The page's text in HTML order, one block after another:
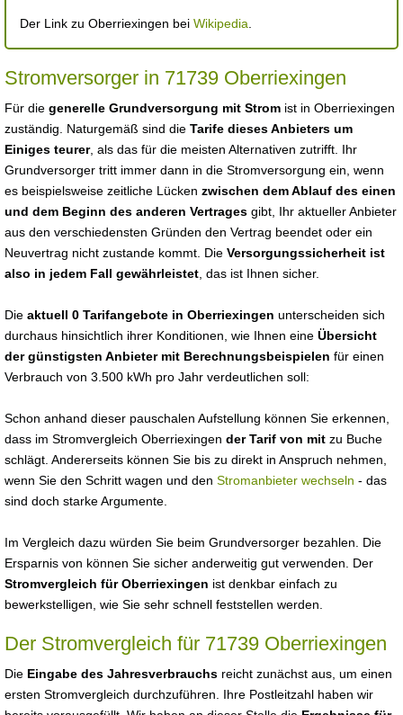
Der Link zu Oberriexingen bei Wikipedia
Stromversorger in 71739 Oberriexingen
Für die generelle Grundversorgung mit Strom ist in Oberriexingen
zuständig. Naturgemäß sind die Tarife dieses Anbieters um
Einiges teurer, als das für die meisten Alternativen zutrifft. Ihr
Grundversorger tritt immer dann in die Stromversorgung ein, wenn
es beispielsweise zeitliche Lücken zwischen dem Ablauf des einen
und dem Beginn des anderen Vertrages gibt, Ihr aktueller Anbieter
aus den verschiedensten Gründen den Vertrag beendet oder ein
Neuvertrag nicht zustande kommt. Die Versorgungssicherheit ist
also in jedem Fall gewährleistet , das ist Ihnen sicher.
Die aktuell 0 Tarifangebote in Oberriexingen unterscheiden sich
durchaus hinsichtlich ihrer Konditionen, wie Ihnen eine Übersicht
der günstigsten Anbieter mit Berechnungsbeispielen für einen
Verbrauch von 3.500 kWh pro Jahr verdeutlichen soll:
Schon anhand dieser pauschalen Aufstellung können Sie erkennen,
dass im Stromvergleich Oberriexingen der Tarif von mit zu Buche
schlägt. Andererseits können Sie bis zu direkt in Anspruch nehmen,
wenn Sie den Schritt wagen und den Stromanbieter wechseln - das
sind doch starke Argumente.
Im Vergleich dazu würden Sie beim Grundversorger bezahlen. Die
Ersparnis von können Sie sicher anderweitig gut verwenden. Der
Stromvergleich für Oberriexingen ist denkbar einfach zu
bewerkstelligen, wie Sie sehr schnell feststellen werden.
Der Stromvergleich für 71739 Oberriexingen
Die Eingabe des Jahresverbrauchs reicht zunächst aus, um einen
ersten Stromvergleich durchzuführen. Ihre Postleitzahl haben wir